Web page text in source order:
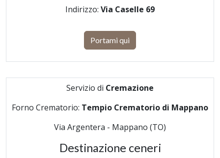
Indirizzo: Via Caselle 69
Portami qui
Servizio di Cremazione
Forno Crematorio: Tempio Crematorio di Mappano
Via Argentera - Mappano (TO)
Destinazione ceneri